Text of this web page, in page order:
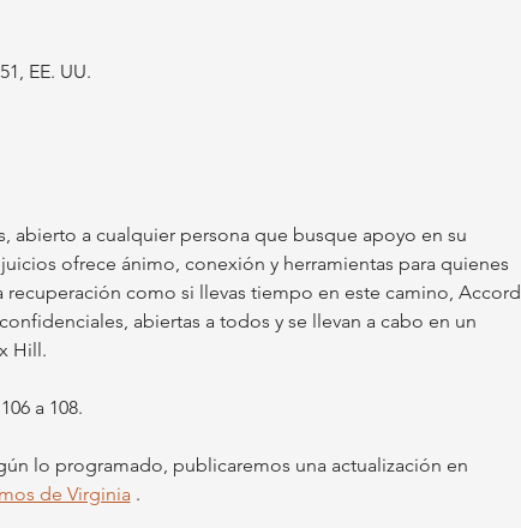
EE. UU.
a cualquier persona que busque apoyo en su
ofrece ánimo, conexión y herramientas para quienes
como si llevas tiempo en este camino, Accord
abiertas a todos y se llevan a cabo en un
Hill.
a 108.
lo programado, publicaremos una actualización en
de Virginia .